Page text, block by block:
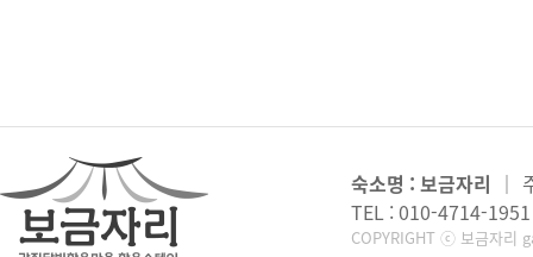
숙소명 : 보금자리 ｜
TEL : 010-4714-1951
COPYRIGHT ⓒ 보금자리